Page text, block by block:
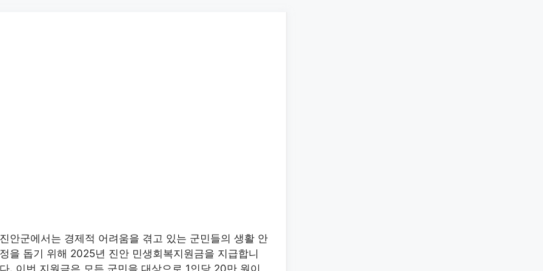
진안군에서는 경제적 어려움을 겪고 있는 군민들의 생활 안
정을 돕기 위해 2025년 진안 민생회복지원금을 지급합니
다. 이번 지원금은 모든 군민을 대상으로 1인당 20만 원이